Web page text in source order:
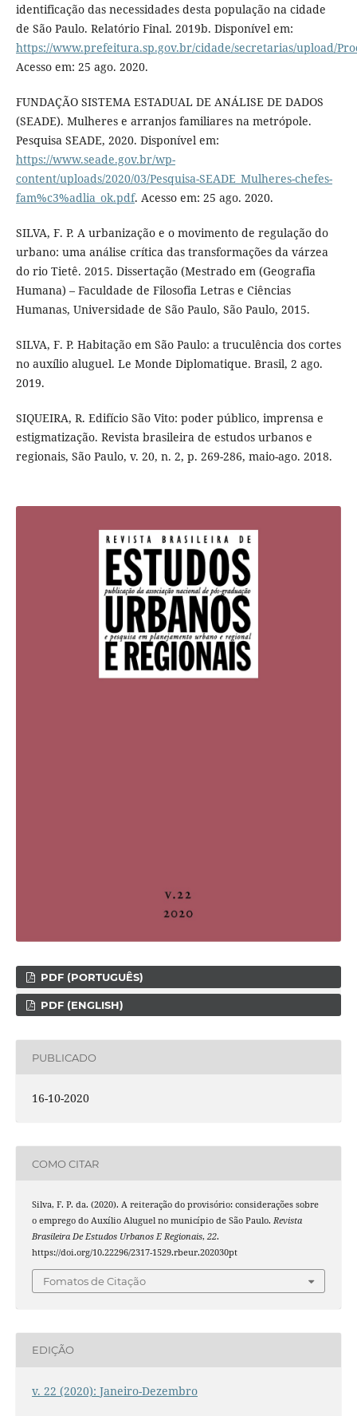
identificação das necessidades desta população na cidade
de São Paulo. Relatório Final. 2019b. Disponível em:
https://www.prefeitura.sp.gov.br/cidade/secretarias/upload/
Acesso em: 25 ago. 2020.
FUNDAÇÃO SISTEMA ESTADUAL DE ANÁLISE DE DADOS
(SEADE). Mulheres e arranjos familiares na metrópole.
Pesquisa SEADE, 2020. Disponível em:
https://www.seade.gov.br/wp-
content/uploads/2020/03/Pesquisa-SEADE_Mulheres-chefes-
fam%c3%adlia_ok.pdf. Acesso em: 25 ago. 2020.
SILVA, F. P. A urbanização e o movimento de regulação do
urbano: uma análise crítica das transformações da várzea
do rio Tietê. 2015. Dissertação (Mestrado em (Geografia
Humana) – Faculdade de Filosofia Letras e Ciências
Humanas, Universidade de São Paulo, São Paulo, 2015.
SILVA, F. P. Habitação em São Paulo: a truculência dos cortes
no auxílio aluguel. Le Monde Diplomatique. Brasil, 2 ago.
2019.
SIQUEIRA, R. Edifício São Vito: poder público, imprensa e
estigmatização. Revista brasileira de estudos urbanos e
regionais, São Paulo, v. 20, n. 2, p. 269-286, maio-ago. 2018.
PDF (PORTUGUÊS)
PDF (ENGLISH)
PUBLICADO
16-10-2020
COMO CITAR
Silva, F. P. da. (2020). A reiteração do provisório: considerações sobre
o emprego do Auxílio Aluguel no município de São Paulo. Revista
Brasileira De Estudos Urbanos E Regionais, 22.
https://doi.org/10.22296/2317-1529.rbeur.202030pt
Fomatos de Citação
EDIÇÃO
v. 22 (2020): Janeiro-Dezembro